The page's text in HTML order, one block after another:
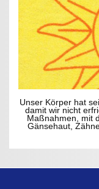
Unser Körper hat
damit wir nicht
Maßnahmen, mit
Gänsehaut,